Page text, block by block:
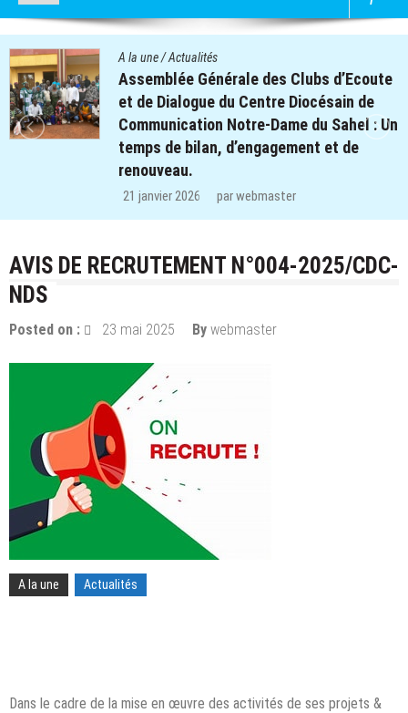
A la une/Actualités
Quatre cent soixante-deux (462)
des clubs d’écoute du projet REPERE
retrouvent le chemin de l’école dans les
régions de Koulsé et de Yaadga.
29 décembre 2025
AVIS DE RECRUTEMENT N°004-2025/CDC-
NDS
Posted on : 23 mai 2025 By webmaster
A la une Actualités
Dans le cadre de la mise en œuvre des activités de ses projets &